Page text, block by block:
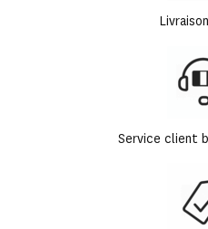
Service client